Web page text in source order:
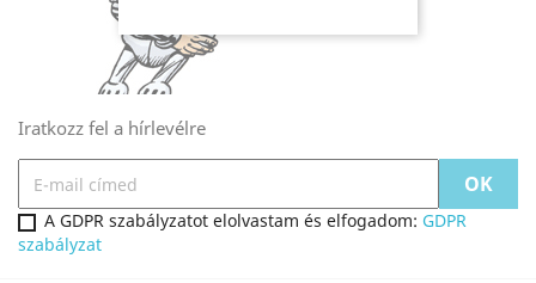
Iratkozz fel a hírlevélre
A GDPR szabályzatot elolvastam és elfogadom: GDPR
szabályzat